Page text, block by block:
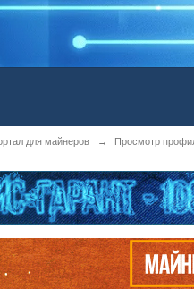
для майнеров → Просмотр